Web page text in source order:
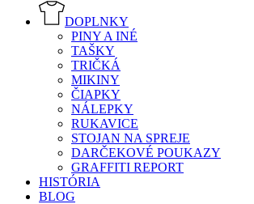
DOPLNKY
PINY A INÉ
TAŠKY
TRIČKÁ
MIKINY
ČIAPKY
NÁLEPKY
RUKAVICE
STOJAN NA SPREJE
DARČEKOVÉ POUKAZY
GRAFFITI REPORT
HISTÓRIA
BLOG